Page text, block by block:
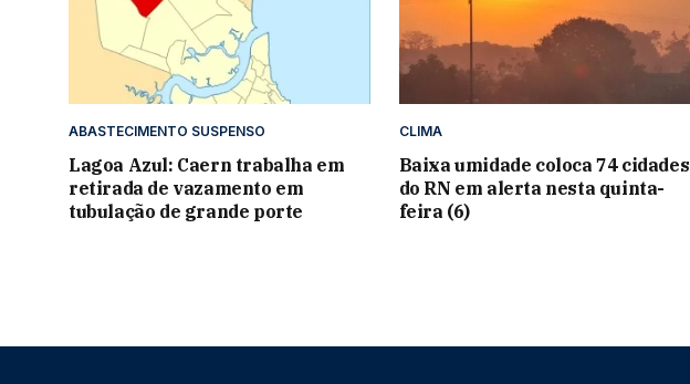
ABASTECIMENTO SUSPENSO
Lagoa Azul: Caern trabalha em
retirada de vazamento em
tubulação de grande porte
CLIMA
Baixa umidade coloca 74 cidades
do RN em alerta nesta quinta-
feira (6)